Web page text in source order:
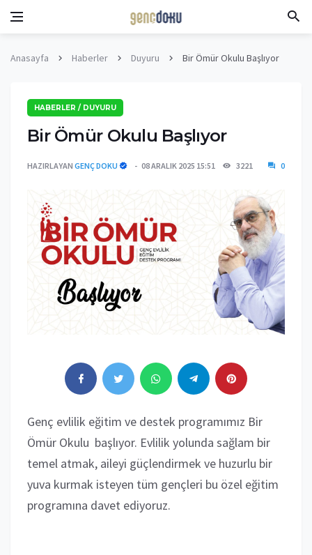
Anasayfa Haberler Duyuru Bir Ömür Okulu Başlıyor
HABERLER / DUYURU
Bir Ömür Okulu Başlıyor
HAZIRLAYAN GENÇ DOKU 08 ARALIK 2025 15:51 3221 0
Genç evlilik eğitim ve destek programımız Bir
Ömür Okulu başlıyor. Evlilik yolunda sağlam bir
temel atmak, aileyi güçlendirmek ve huzurlu bir
yuva kurmak isteyen tüm gençleri bu özel eğitim
programına davet ediyoruz.